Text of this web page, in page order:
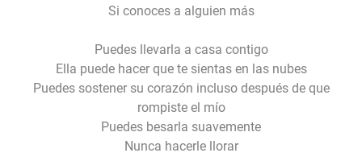
Si conoces a alguien más
Puedes llevarla a casa contigo
Ella puede hacer que te sientas en las nubes
Puedes sostener su corazón incluso después de que
rompiste el mío
Puedes besarla suavemente
Nunca hacerle llorar